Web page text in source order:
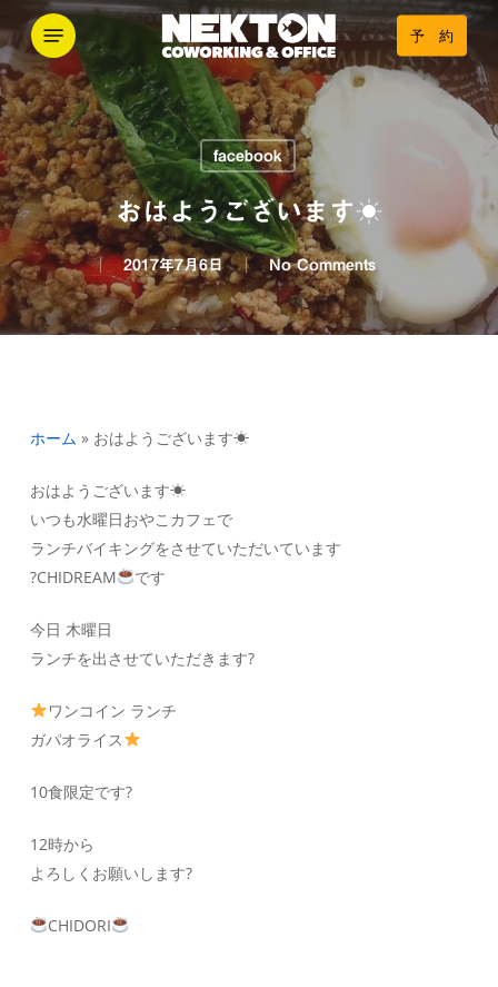
to
main
content
予 約
Menu
facebook
おはようございます☀
2017年7月6日 No Comments
ホーム » おはようございます☀
おはようございます☀
いつも水曜日おやこカフェで
ランチバイキングをさせていただいています
?CHIDREAM
です
今日 木曜日
ランチを出させていただきます?
ワンコイン ランチ
ガパオライス
10食限定です?
12時から
よろしくお願いします?
CHIDORI